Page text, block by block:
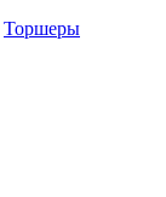
Торшеры